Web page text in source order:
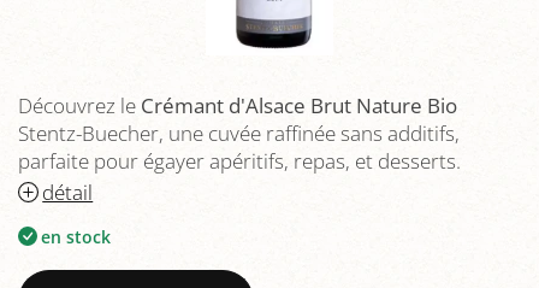
Découvrez le Crémant d'Alsace Brut Nature Bio
Stentz-Buecher, une cuvée raffinée sans additifs,
parfaite pour égayer apéritifs, repas, et desserts.
détail
en stock